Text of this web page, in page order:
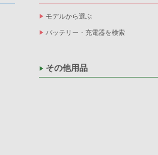
モデルから選ぶ
バッテリー・充電器を検索
その他用品